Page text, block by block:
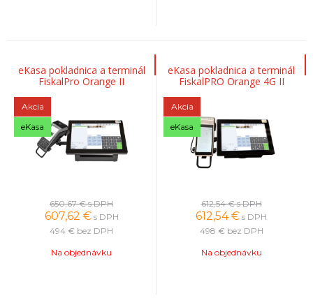
eKasa pokladnica a terminál
FiskalPro Orange II
Akcia
eKasa
650,67 €s DPH
607,62 € s DPH
494 € bez DPH
Na objednávku
eKasa pokladnica a terminál
FiskalPRO Orange 4G II
Akcia
eKasa
612,54 €s DPH
612,54 € s DPH
498 € bez DPH
Na objednávku